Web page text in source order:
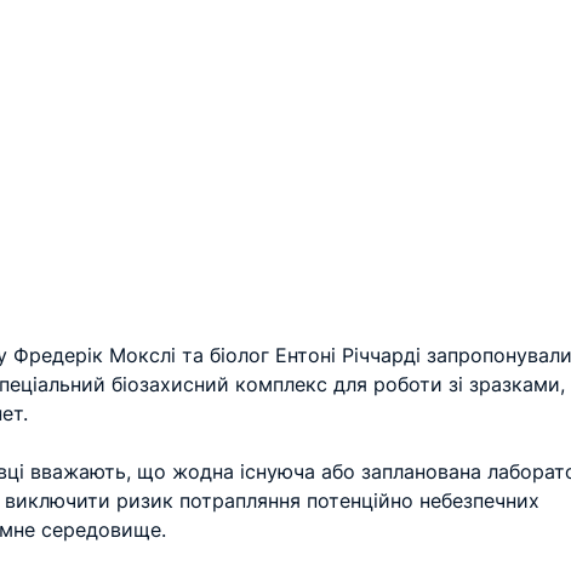
Мокслі та біолог Ентоні Річчарді
біозахисний комплекс для роботи зі зразками,
вважають, що жодна існуюча або запланована
ризик потрапляння потенційно небезпечних
середовище.